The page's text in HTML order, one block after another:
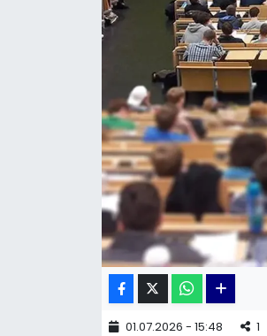
01.07.2026 - 15:48 1
KÜLTÜR SANAT
POLİTİKA
SAĞLIK
Siyaset
TEKNOLOJİ